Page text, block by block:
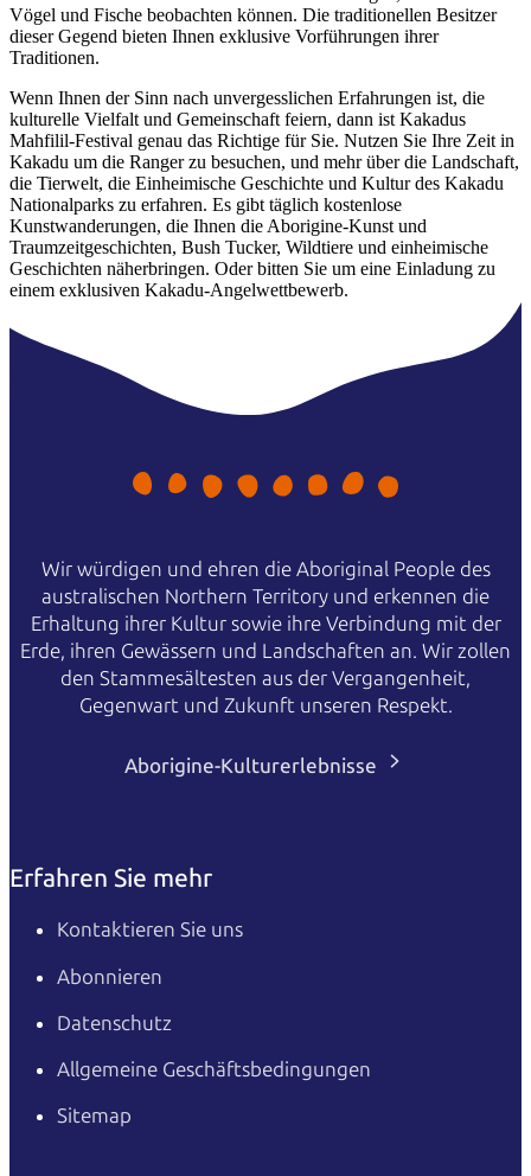
Sign
up
Vögel und Fische beobachten können. Die traditionellen Besitzer
dieser Gegend bieten Ihnen exklusive Vorführungen ihrer
Traditionen.
Wenn Ihnen der Sinn nach unvergesslichen Erfahrungen ist, die
kulturelle Vielfalt und Gemeinschaft feiern, dann ist Kakadus
Mahfilil-Festival genau das Richtige für Sie. Nutzen Sie Ihre Zeit in
Kakadu um die Ranger zu besuchen, und mehr über die Landschaft,
die Tierwelt, die Einheimische Geschichte und Kultur des Kakadu
Nationalparks zu erfahren. Es gibt täglich kostenlose
Kunstwanderungen, die Ihnen die Aborigine-Kunst und
Traumzeitgeschichten, Bush Tucker, Wildtiere und einheimische
Geschichten näherbringen. Oder bitten Sie um eine Einladung zu
einem exklusiven Kakadu-Angelwettbewerb.
Wir würdigen und ehren die Aboriginal People des
australischen Northern Territory und erkennen die
Erhaltung ihrer Kultur sowie ihre Verbindung mit der
Erde, ihren Gewässern und Landschaften an. Wir zollen
den Stammesältesten aus der Vergangenheit,
Gegenwart und Zukunft unseren Respekt.
Aborigine-Kulturerlebnisse
Erfahren Sie mehr
Kontaktieren Sie uns
Abonnieren
Datenschutz
Allgemeine Geschäftsbedingungen
Sitemap